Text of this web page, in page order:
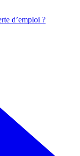
d’emploi ?